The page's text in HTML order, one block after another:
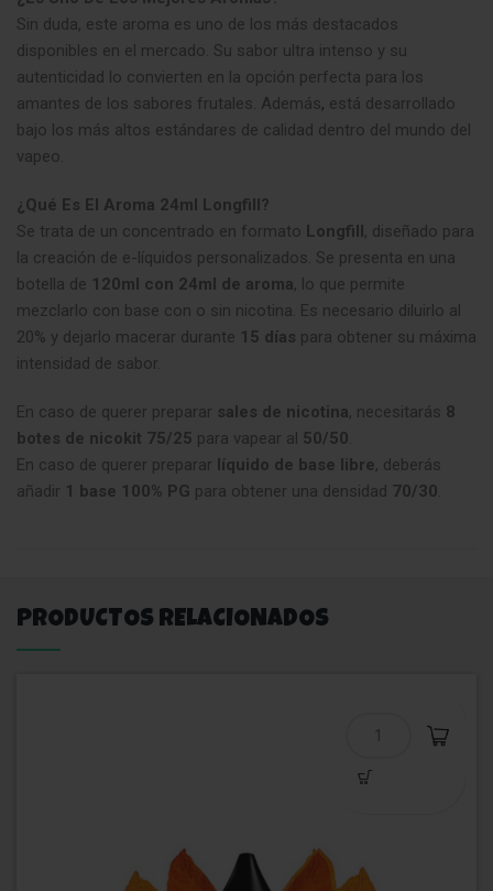
Sin duda, este aroma es uno de los más destacados
disponibles en el mercado. Su sabor ultra intenso y su
autenticidad lo convierten en la opción perfecta para los
amantes de los sabores frutales. Además, está desarrollado
bajo los más altos estándares de calidad dentro del mundo del
vapeo.
¿Qué Es El Aroma 24ml Longfill?
Se trata de un concentrado en formato Longfill, diseñado para
la creación de e-líquidos personalizados. Se presenta en una
botella de 120ml con 24ml de aroma, lo que permite
mezclarlo con base con o sin nicotina. Es necesario diluirlo al
20% y dejarlo macerar durante 15 días para obtener su máxima
intensidad de sabor.
En caso de querer preparar sales de nicotina, necesitarás 8
botes de nicokit 75/25 para vapear al 50/50.
En caso de querer preparar líquido de base libre, deberás
añadir 1 base 100% PG para obtener una densidad 70/30.
PRODUCTOS RELACIONADOS